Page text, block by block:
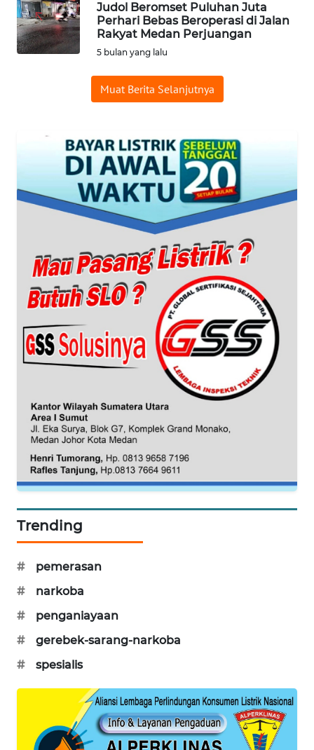
Judol Beromset Puluhan Juta
Perhari Bebas Beroperasi di Jalan
Rakyat Medan Perjuangan
5 bulan yang lalu
Muat Berita Selanjutnya
Trending
#
pemerasan
#
narkoba
#
penganiayaan
#
gerebek-sarang-narkoba
#
spesialis
WAHANANEWS
CO ID
WAHANA
PERSONA
WAHANA
OTOMOTIF
WAHANA
DESA
WISATA
LAPAK
WAHANA
Wahana
Network
KONSUMEN
LISTRIK
MASYARAKAT
KELISTRIKAN